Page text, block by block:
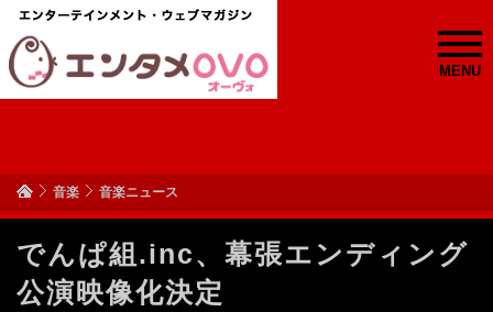
MENU
音楽 音楽ニュース
でんぱ組.inc、幕張エンディング
公演映像化決定